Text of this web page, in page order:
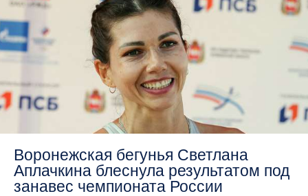
Воронежская бегунья Светлана
Аплачкина блеснула результатом под
занавес чемпионата России